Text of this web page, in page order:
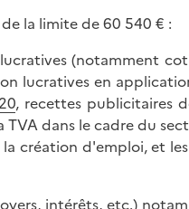
la limite de 60 540 € :
(notamment
lucratives en
, recettes publicitaires
dans le cadre du
création d'emploi, et
intérêts, etc.)